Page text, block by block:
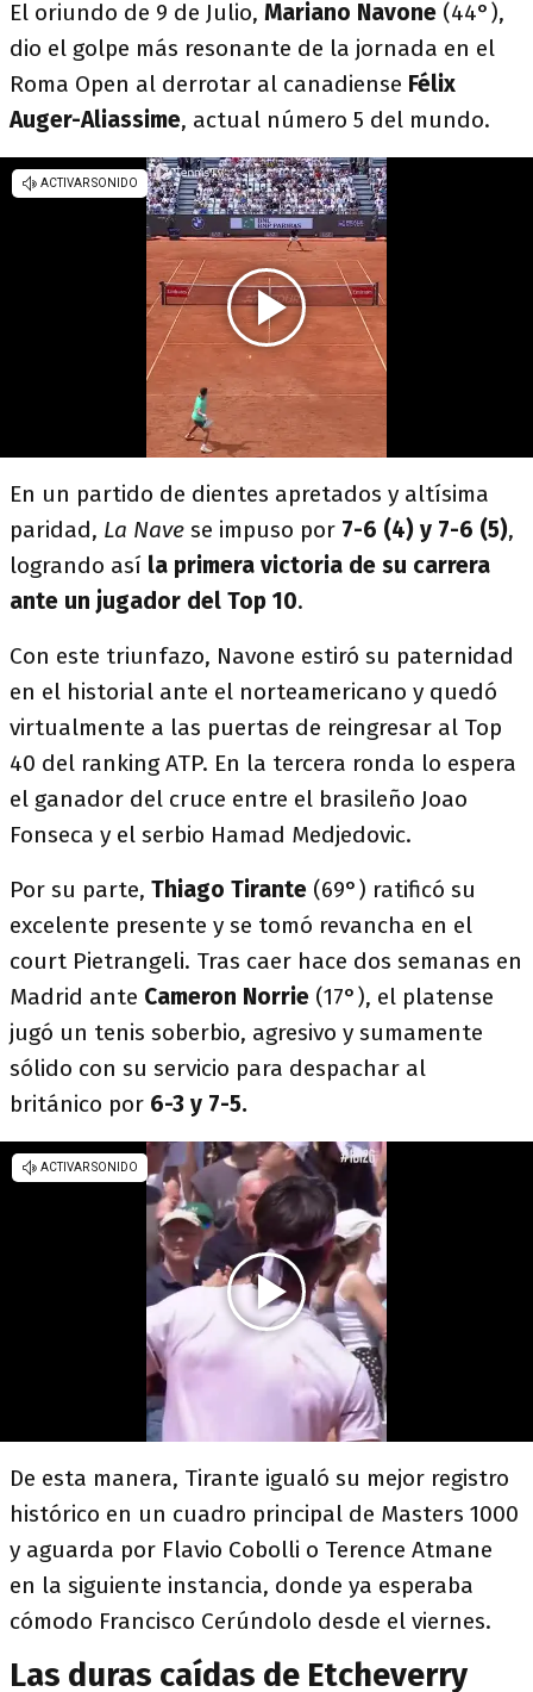
El oriundo de 9 de Julio, Mariano Navone (44°),
dio el golpe más resonante de la jornada en el
Roma Open al derrotar al canadiense Félix
Auger-Aliassime, actual número 5 del mundo.
En un partido de dientes apretados y altísima
paridad, La Nave se impuso por 7-6 (4) y 7-6 (5),
logrando así la primera victoria de su carrera
ante un jugador del Top 10.
Con este triunfazo, Navone estiró su paternidad
en el historial ante el norteamericano y quedó
virtualmente a las puertas de reingresar al Top
40 del ranking ATP. En la tercera ronda lo espera
el ganador del cruce entre el brasileño Joao
Fonseca y el serbio Hamad Medjedovic.
Por su parte, Thiago Tirante (69°) ratificó su
excelente presente y se tomó revancha en el
court Pietrangeli. Tras caer hace dos semanas en
Madrid ante Cameron Norrie (17°), el platense
jugó un tenis soberbio, agresivo y sumamente
sólido con su servicio para despachar al
británico por 6-3 y 7-5.
De esta manera, Tirante igualó su mejor registro
histórico en un cuadro principal de Masters 1000
y aguarda por Flavio Cobolli o Terence Atmane
en la siguiente instancia, donde ya esperaba
cómodo Francisco Cerúndolo desde el viernes.
Las duras caídas de Etcheverry